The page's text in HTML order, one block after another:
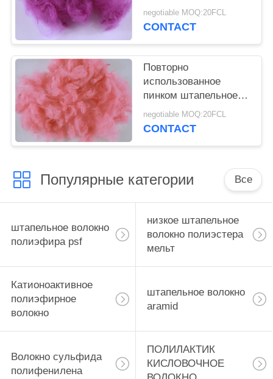
ретардант повторно
использовал волокно
negotiable MOQ:20FCL
CONTACT
Повторно
использованное
пинком штапельное
волокно полиэстера
для ткани тюфяка
negotiable MOQ:20FCL
CONTACT
Популярные категории Все
штапельное волокно
полиэфира psf
низкое штапельное
волокно полиэстера
мельт
Катионоактивное
полиэфирное
волокно
штапельное волокно
aramid
Волокно сульфида
полифенилена
ПОЛИЛАКТИК
КИСЛОВОЧНОЕ